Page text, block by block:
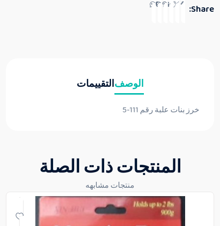
Share:
الوصفالتقييمات
خرز بنات علبة رقم 111-5
المنتجات ذات الصلة
منتجات مشابهه